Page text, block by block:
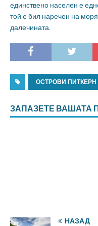
единствено населен е
той е бил наречен на
далечината.
ОСТРОВИ ПИТКЕРН
ЗАПАЗЕТЕ ВАШАТА
НАЗАД